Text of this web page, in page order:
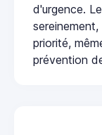
d'urgence.
priorité,
prévention